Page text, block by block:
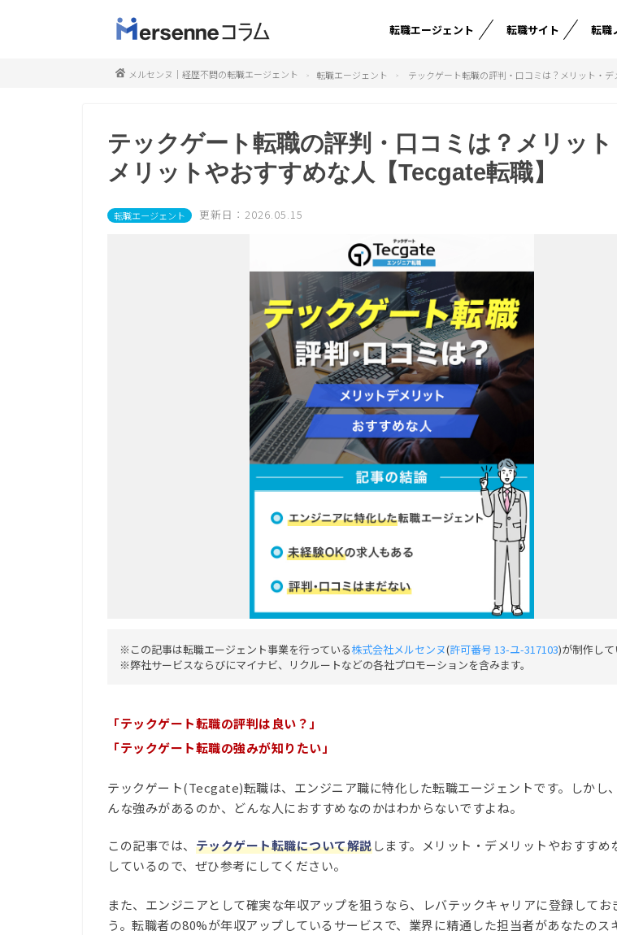
転職エージェント 転職サイト 転職
メルセンヌ｜経歴不問の転職エージェント 転職エージェント テックゲート転職の評判・口コミは？メリット・デ
テックゲート転職の評判・口コミは？メリッ
メリットやおすすめな人【Tecgate転職】
転職エージェント 更新日：2026.05.15
※この記事は転職エージェント事業を行っている株式会社メルセンヌ(許可番号 13-ユ-317103)が制作して
※弊社サービスならびにマイナビ、リクルートなどの各社プロモーションを含みます。
「テックゲート転職の評判は良い？」
「テックゲート転職の強みが知りたい」
テックゲート(Tecgate)転職は、エンジニア職に特化した転職エージェントです。しかし
んな強みがあるのか、どんな人におすすめなのかはわからないですよね。
この記事では、 テックゲート転職について解説します。メリット・デメリットやおすすめ
しているので、ぜひ参考にしてください。
また、エンジニアとして確実な年収アップを狙うなら、レバテックキャリアに登録してお
う。転職者の80%が年収アップしているサービスで、業界に精通した担当者があなたのス